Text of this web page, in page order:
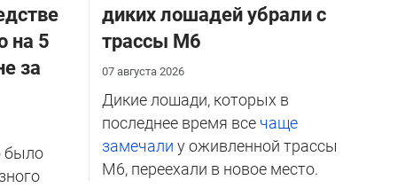
на 5
за
было
диких лошадей убрали с
трассы М6
07 августа 2026
Дикие лошади, которых в
последнее время все чаще
замечали у оживленной трассы
М6, переехали в новое место.